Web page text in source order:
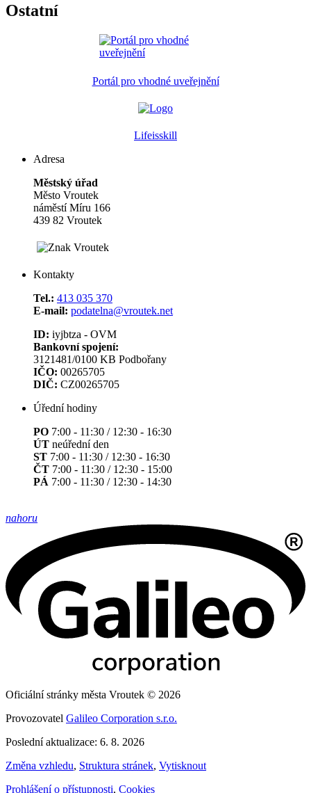
Ostatní
Portál pro vhodné uveřejnění
Lifeisskill
Adresa
Městský úřad
Město Vroutek
náměstí Míru 166
439 82 Vroutek
Kontakty
Tel.: 413 035 370
E-mail: podatelna@vroutek.net
ID: iyjbtza - OVM
Bankovní spojení:
3121481/0100 KB Podbořany
IČO: 00265705
DIČ: CZ00265705
Úřední hodiny
PO 7:00 - 11:30 / 12:30 - 16:30
ÚT neúřední den
ST 7:00 - 11:30 / 12:30 - 16:30
ČT 7:00 - 11:30 / 12:30 - 15:00
PÁ 7:00 - 11:30 / 12:30 - 14:30
nahoru
Oficiální stránky města Vroutek © 2026
Provozovatel Galileo Corporation s.r.o.
Poslední aktualizace: 6. 8. 2026
Změna vzhledu, Struktura stránek, Vytisknout
Prohlášení o přístupnosti, Cookies